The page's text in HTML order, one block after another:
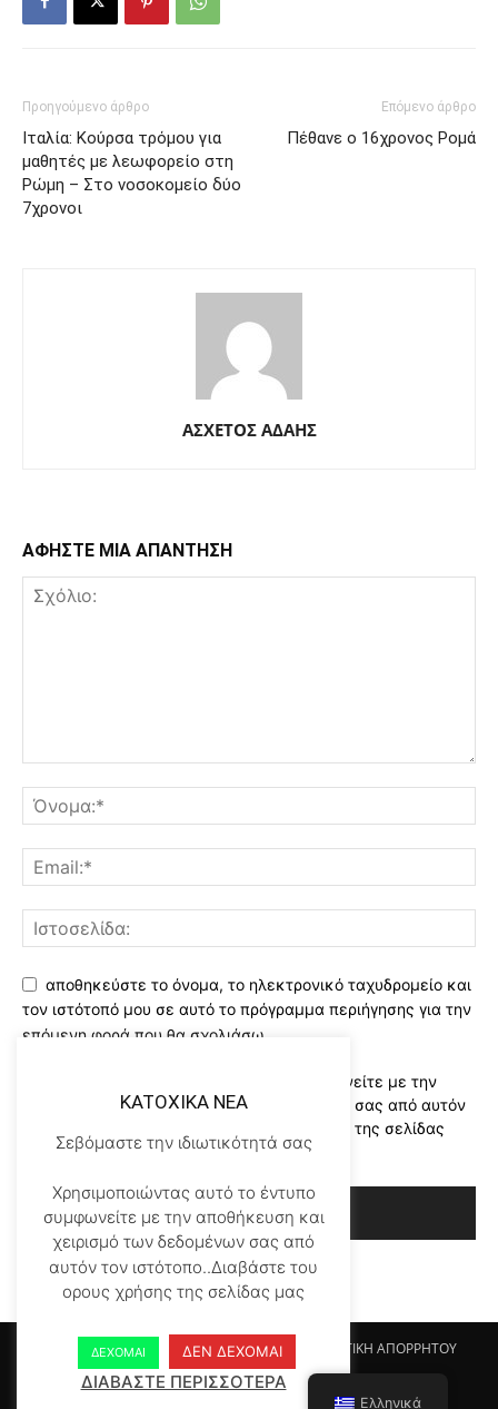
Προηγούμενο άρθρο
Ιταλία: Κούρσα τρόμου για
μαθητές με λεωφορείο στη
Ρώμη – Στο νοσοκομείο δύο
7χρονοι
Επόμενο άρθρο
Πέθανε ο 16χρονος Ρομά
ΑΣΧΕΤΟΣ ΑΔΑΗΣ
ΑΦΗΣΤΕ ΜΙΑ ΑΠΑΝΤΗΣΗ
αποθηκεύστε το όνομα, το ηλεκτρονικό ταχυδρομείο και
τον ιστότοπό μου σε αυτό το πρόγραμμα περιήγησης για την
επόμενη φορά που θα σχολιάσω.
Χρησιμοποιώντας αυτό το έντυπο συμφωνείτε με την
αποθήκευση και χειρισμό των δεδομένων σας από αυτόν
τον ιστότοπο..Διαβάστε του ορους χρήσης της σελίδας
μας*
Αρχικη KATOHIKA NEA Login Register
ΠΟΛΙΤΙΚΗ ΑΠΟΡΡΗΤΟΥ
ΟΡΟΙ ΧΡΗΣΗΣ
ΕΠΙΚΟΙΝΩΝΙΑ
KATOXIKA NEA
Σεβόμαστε την ιδιωτικότητά σας
Χρησιμοποιώντας αυτό το έντυπο
συμφωνείτε με την αποθήκευση και
χειρισμό των δεδομένων σας από
αυτόν τον ιστότοπο..Διαβάστε του
ορους χρήσης της σελίδας μας
ΔΕΧΟΜΑΙ ΔΕΝ ΔΕΧΟΜΑΙ
ΔΙΑΒΑΣΤΕ ΠΕΡΙΣΣΟΤΕΡΑ
Ελληνικά